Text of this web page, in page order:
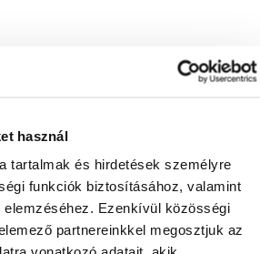
használ
tartalmak és hirdetések személyre
funkciók biztosításához, valamint
elemzéséhez. Ezenkívül közösségi
partnereinkkel megosztjuk az
jellegűek, és minden egyes egyed esetében
véve az életkort, a kondíciót, az
és a macska testtömegének
aktivitás mértékét.